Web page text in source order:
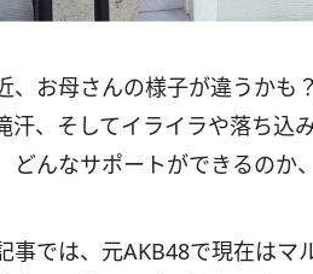
、お母さんの様子が違うか
汗、そしてイライラや落ち込
どんなサポートができるのか
事では、元AKB48で現在は